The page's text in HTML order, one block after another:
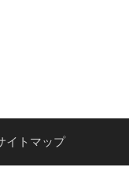
イトマップ